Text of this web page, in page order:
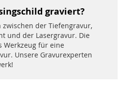
graviert?
der Tiefengravur,
und der Lasergravur. Die
Werkzeug für eine
Unsere Gravurexperten